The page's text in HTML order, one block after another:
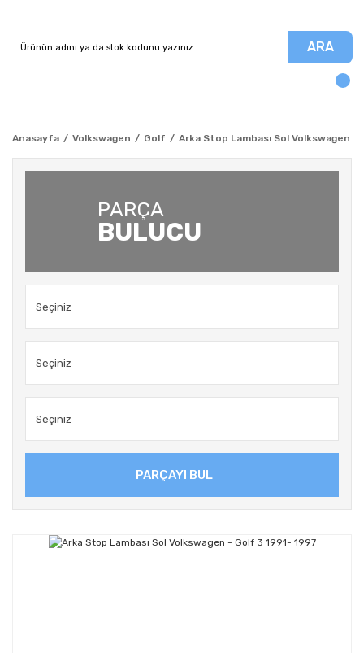
ARA
Anasayfa Volkswagen Golf Arka Stop Lambası Sol Volkswagen -
PARÇA
BULUCU
PARÇAYI BUL